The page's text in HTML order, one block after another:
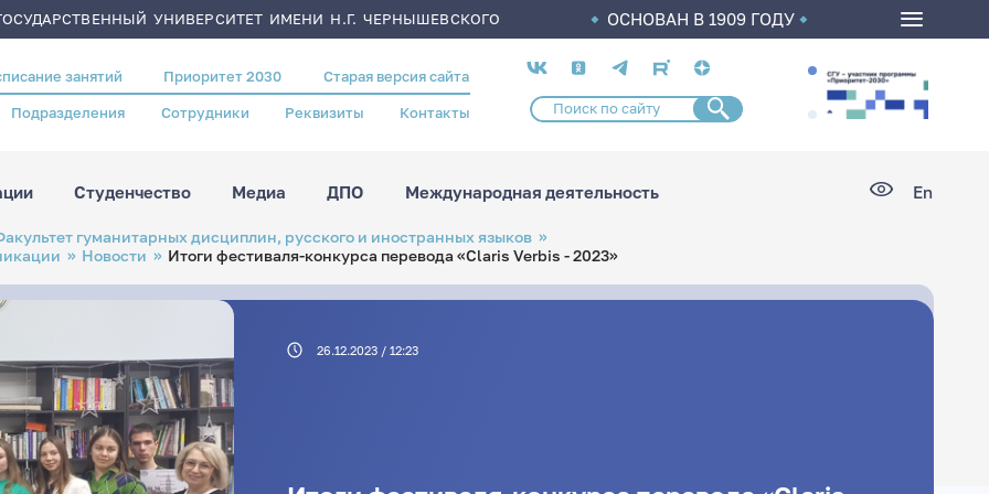
УНИВЕРСИТЕТ ИМЕНИ Н.Г. ЧЕРНЫШЕВСКОГО ОСНОВАН В 1909 ГОДУ
занятий Приоритет 2030 Старая версия сайта
Подразделения Сотрудники Реквизиты Контакты
Социальные
сети
Студенчество Медиа ДПО Международная деятельность En
гуманитарных дисциплин, русского и иностранных языков
Новости Итоги фестиваля-конкурса перевода «Claris Verbis - 2023»
26.12.2023 / 12:23